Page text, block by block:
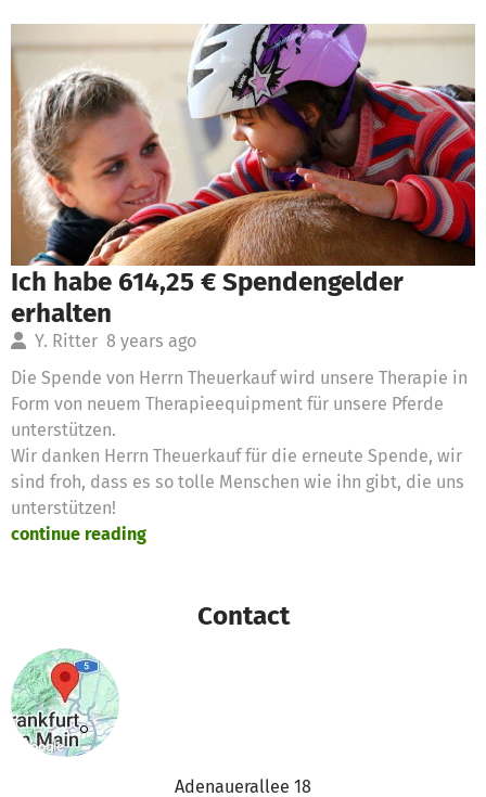
Ich habe 614,25 € Spendengelder
erhalten
Y. Ritter 8 years ago
Die Spende von Herrn Theuerkauf wird unsere Therapie in
Form von neuem Therapieequipment für unsere Pferde
unterstützen.
Wir danken Herrn Theuerkauf für die erneute Spende, wir
sind froh, dass es so tolle Menschen wie ihn gibt, die uns
unterstützen!
continue reading
Contact
Adenauerallee 18